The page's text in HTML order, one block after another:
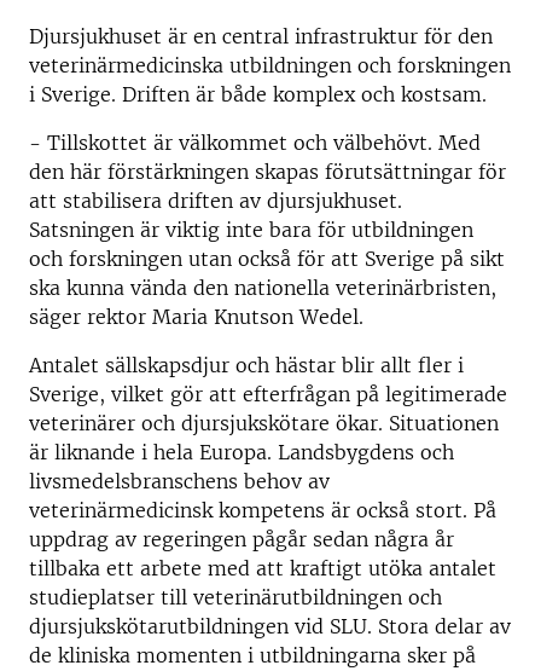
Djursjukhuset är en central infrastruktur för den
veterinärmedicinska utbildningen och forskningen
i Sverige. Driften är både komplex och kostsam.
- Tillskottet är välkommet och välbehövt. Med
den här förstärkningen skapas förutsättningar för
att stabilisera driften av djursjukhuset.
Satsningen är viktig inte bara för utbildningen
och forskningen utan också för att Sverige på sikt
ska kunna vända den nationella veterinärbristen,
säger rektor Maria Knutson Wedel.
Antalet sällskapsdjur och hästar blir allt fler i
Sverige, vilket gör att efterfrågan på legitimerade
veterinärer och djursjukskötare ökar. Situationen
är liknande i hela Europa. Landsbygdens och
livsmedelsbranschens behov av
veterinärmedicinsk kompetens är också stort. På
uppdrag av regeringen pågår sedan några år
tillbaka ett arbete med att kraftigt utöka antalet
studieplatser till veterinärutbildningen och
djursjukskötarutbildningen vid SLU. Stora delar av
de kliniska momenten i utbildningarna sker på